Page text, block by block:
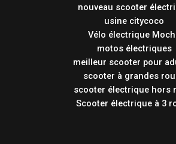
nouveau scooter
usine citycoco
Vélo électrique
motos électriques
meilleur scooter pour
scooter à grandes
scooter électrique hors
Scooter électrique à 3